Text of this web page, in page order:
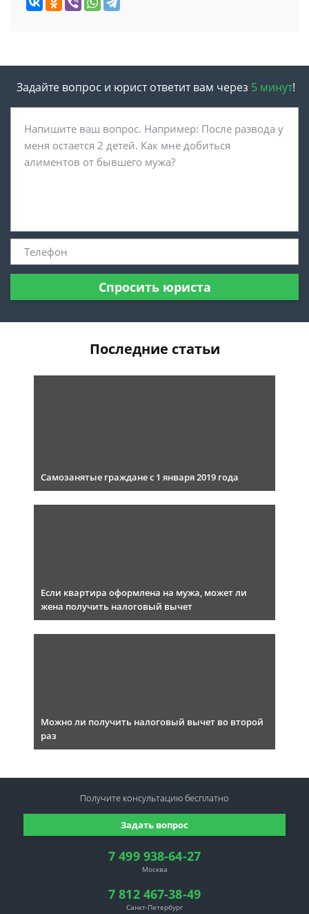
Задайте вопрос и юрист ответит вам через 5 минут!
Спросить юриста
Последние статьи
Самозанятые граждане с 1 января 2019 года
Если квартира оформлена на мужа, может ли
жена получить налоговый вычет
Можно ли получить налоговый вычет во второй
раз
7 499 938-64-27
Москва
7 812 467-38-49
Санкт-Петербург
Задать вопрос
Получите консультациюбесплатно